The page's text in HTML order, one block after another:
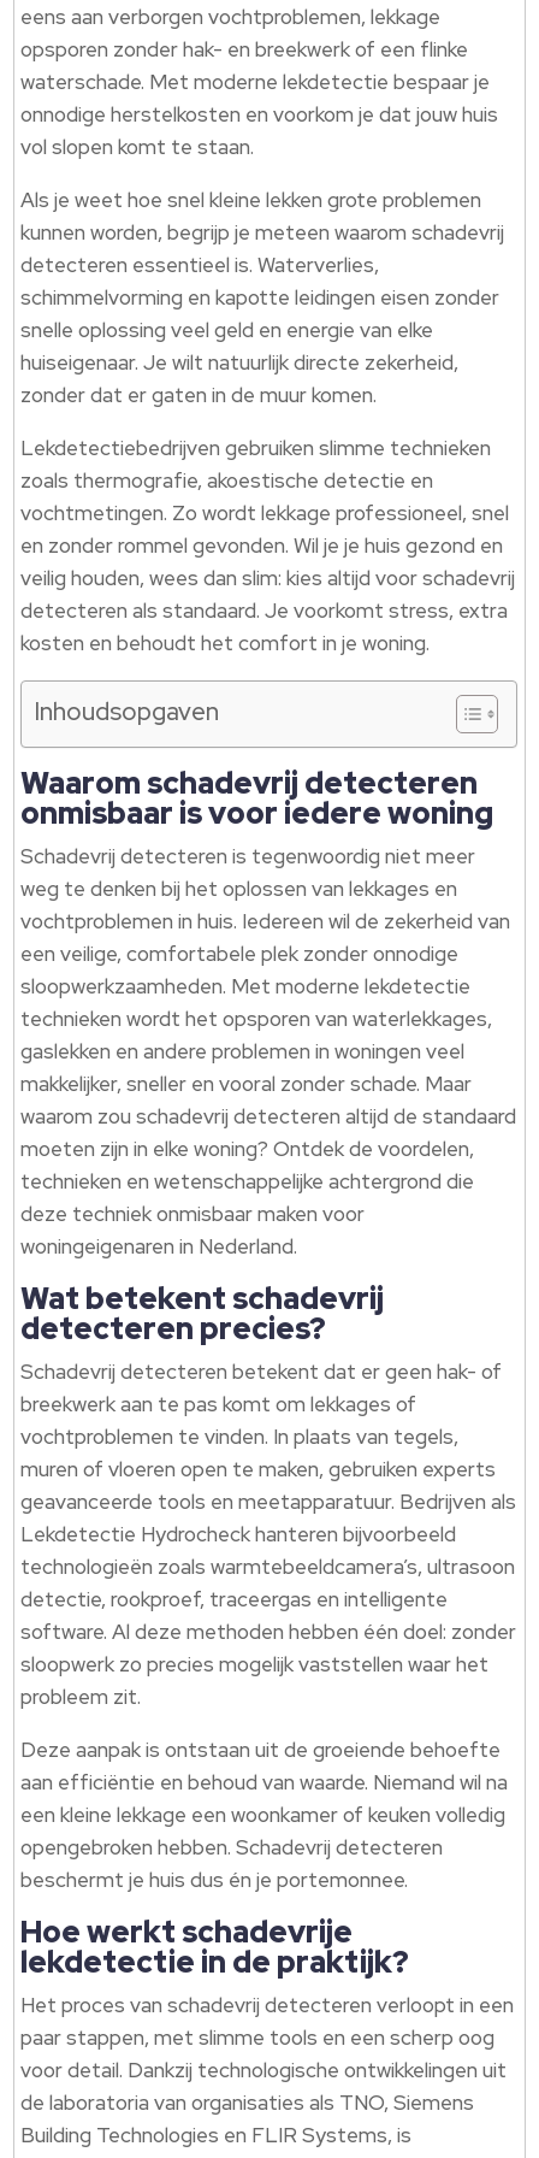
eens aan verborgen vochtproblemen, lekkage
opsporen zonder hak- en breekwerk of een flinke
waterschade. Met moderne lekdetectie bespaar je
onnodige herstelkosten en voorkom je dat jouw huis
vol slopen komt te staan.
Als je weet hoe snel kleine lekken grote problemen
kunnen worden, begrijp je meteen waarom schadevrij
detecteren essentieel is. Waterverlies,
schimmelvorming en kapotte leidingen eisen zonder
snelle oplossing veel geld en energie van elke
huiseigenaar. Je wilt natuurlijk directe zekerheid,
zonder dat er gaten in de muur komen.
Lekdetectiebedrijven gebruiken slimme technieken
zoals thermografie, akoestische detectie en
vochtmetingen. Zo wordt lekkage professioneel, snel
en zonder rommel gevonden. Wil je je huis gezond en
veilig houden, wees dan slim: kies altijd voor schadevrij
detecteren als standaard. Je voorkomt stress, extra
kosten en behoudt het comfort in je woning.
Inhoudsopgaven
Waarom schadevrij detecteren
onmisbaar is voor iedere woning
Schadevrij detecteren is tegenwoordig niet meer
weg te denken bij het oplossen van lekkages en
vochtproblemen in huis. Iedereen wil de zekerheid van
een veilige, comfortabele plek zonder onnodige
sloopwerkzaamheden. Met moderne lekdetectie
technieken wordt het opsporen van waterlekkages,
gaslekken en andere problemen in woningen veel
makkelijker, sneller en vooral zonder schade. Maar
waarom zou schadevrij detecteren altijd de standaard
moeten zijn in elke woning? Ontdek de voordelen,
technieken en wetenschappelijke achtergrond die
deze techniek onmisbaar maken voor
woningeigenaren in Nederland.
Wat betekent schadevrij
detecteren precies?
Schadevrij detecteren betekent dat er geen hak- of
breekwerk aan te pas komt om lekkages of
vochtproblemen te vinden. In plaats van tegels,
muren of vloeren open te maken, gebruiken experts
geavanceerde tools en meetapparatuur. Bedrijven als
Lekdetectie Hydrocheck hanteren bijvoorbeeld
technologieën zoals warmtebeeldcamera’s, ultrasoon
detectie, rookproef, traceergas en intelligente
software. Al deze methoden hebben één doel: zonder
sloopwerk zo precies mogelijk vaststellen waar het
probleem zit.
Deze aanpak is ontstaan uit de groeiende behoefte
aan efficiëntie en behoud van waarde. Niemand wil na
een kleine lekkage een woonkamer of keuken volledig
opengebroken hebben. Schadevrij detecteren
beschermt je huis dus én je portemonnee.
Hoe werkt schadevrije
lekdetectie in de praktijk?
Het proces van schadevrij detecteren verloopt in een
paar stappen, met slimme tools en een scherp oog
voor detail. Dankzij technologische ontwikkelingen uit
de laboratoria van organisaties als TNO, Siemens
Building Technologies en FLIR Systems, is